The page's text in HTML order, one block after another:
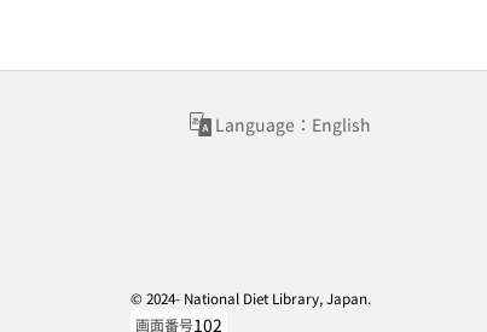
Language：English
© 2024- National Diet Library, Japan.
画面番号102